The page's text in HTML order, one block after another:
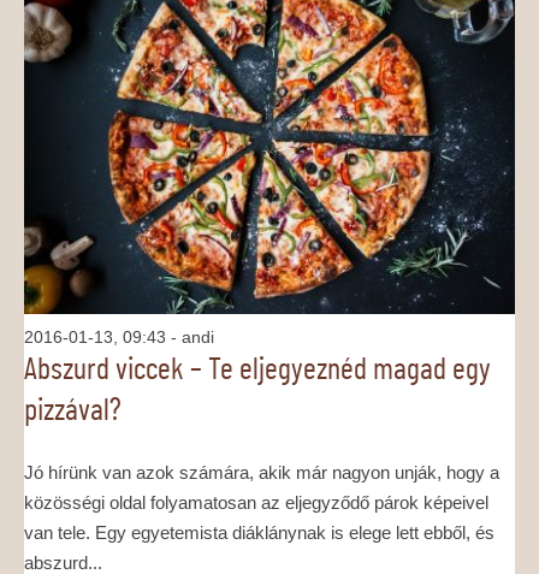
ÁLLATI SZOLGÁLTATÁSOK
PR CIKKEK
MÉDIAAJÁNLAT
KAPCSOLAT
2016-01-13, 09:43 - andi
Abszurd viccek – Te eljegyeznéd magad egy
pizzával?
Jó hírünk van azok számára, akik már nagyon unják, hogy a
közösségi oldal folyamatosan az eljegyződő párok képeivel
van tele. Egy egyetemista diáklánynak is elege lett ebből, és
abszurd...